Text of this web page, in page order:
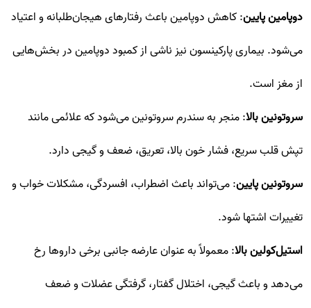
دوپامین پایین: کاهش دوپامین باعث رفتارهای هیجان‌طلبانه و اعتیاد
می‌شود. بیماری پارکینسون نیز ناشی از کمبود دوپامین در بخش‌هایی
از مغز است.
سروتونین بالا: منجر به سندرم سروتونین می‌شود که علائمی مانند
تپش قلب سریع، فشار خون بالا، تعریق، ضعف و گیجی دارد.
سروتونین پایین: می‌تواند باعث اضطراب، افسردگی، مشکلات خواب و
تغییرات اشتها شود.
استیل‌کولین بالا: معمولاً به عنوان عارضه جانبی برخی داروها رخ
می‌دهد و باعث گیجی، اختلال گفتار، گرفتگی عضلات و ضعف